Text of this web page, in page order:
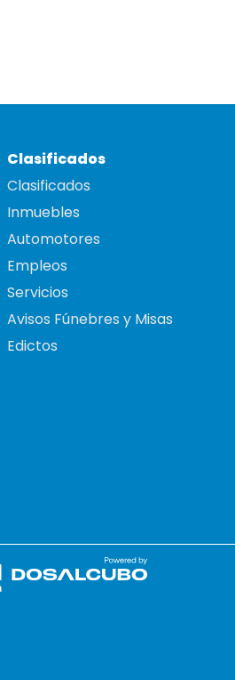
Clasificados
Clasificados
Inmuebles
Automotores
Empleos
Servicios
Avisos Fúnebres y Misas
Edictos